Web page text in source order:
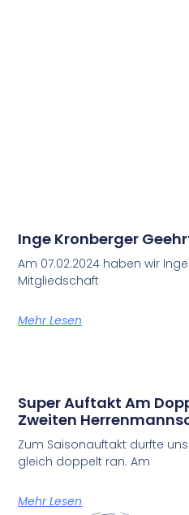
Inge Kronberger
Am 07.02.2024 haben wir
Mitgliedschaft
Mehr Lesen
Super Auftakt Am
Zweiten
Zum Saisonauftakt durfte
gleich doppelt ran. Am
Mehr Lesen